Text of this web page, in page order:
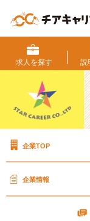
求人を探す 説
企業TOP
企業情報